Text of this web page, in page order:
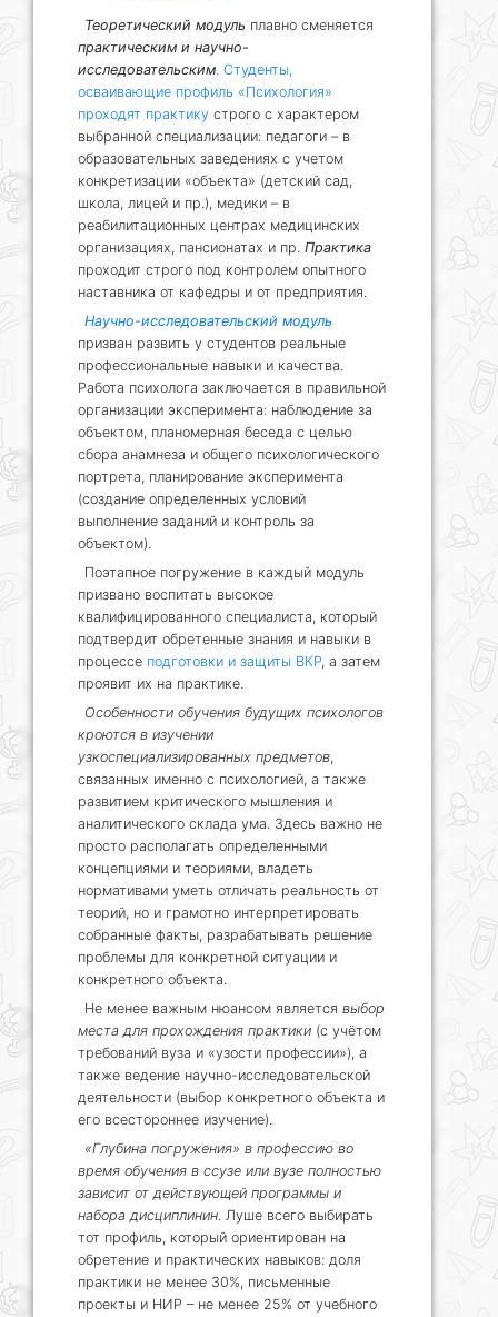
Теоретический модуль плавно сменяется
практическим и научно-
исследовательским. Студенты,
осваивающие профиль «Психология»
проходят практику строго с характером
выбранной специализации: педагоги – в
образовательных заведениях с учетом
конкретизации «объекта» (детский сад,
школа, лицей и пр.), медики – в
реабилитационных центрах медицинских
организациях, пансионатах и пр. Практика
проходит строго под контролем опытного
наставника от кафедры и от предприятия.
Научно-исследовательский модуль
призван развить у студентов реальные
профессиональные навыки и качества.
Работа психолога заключается в правильной
организации эксперимента: наблюдение за
объектом, планомерная беседа с целью
сбора анамнеза и общего психологического
портрета, планирование эксперимента
(создание определенных условий
выполнение заданий и контроль за
объектом).
Поэтапное погружение в каждый модуль
призвано воспитать высокое
квалифицированного специалиста, который
подтвердит обретенные знания и навыки в
процессе подготовки и защиты ВКР, а затем
проявит их на практике.
Особенности обучения будущих психологов
кроются в изучении
узкоспециализированных предметов,
связанных именно с психологией, а также
развитием критического мышления и
аналитического склада ума. Здесь важно не
просто располагать определенными
концепциями и теориями, владеть
нормативами уметь отличать реальность от
теорий, но и грамотно интерпретировать
собранные факты, разрабатывать решение
проблемы для конкретной ситуации и
конкретного объекта.
Не менее важным нюансом является выбор
места для прохождения практики (с учётом
требований вуза и «узости профессии»), а
также ведение научно-исследовательской
деятельности (выбор конкретного объекта и
его всестороннее изучение).
«Глубина погружения» в профессию во
время обучения в ссузе или вузе полностью
зависит от действующей программы и
набора дисциплинин . Луше всего выбирать
тот профиль, который ориентирован на
обретение и практических навыков: доля
практики не менее 30%, письменные
проекты и НИР – не менее 25% от учебного